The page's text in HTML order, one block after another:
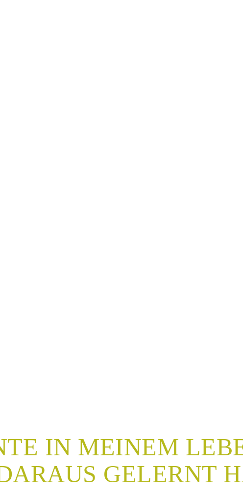
IN MEINEM
GELERNT